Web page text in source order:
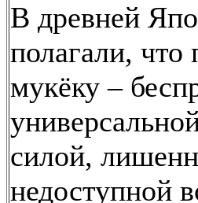
В древней
полагали, что
мукёку –
силой,
недоступной